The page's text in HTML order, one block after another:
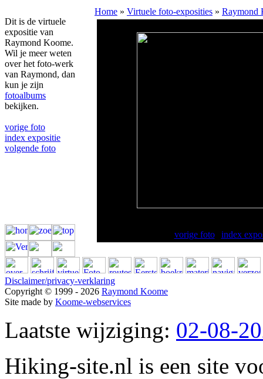
Dit is de virtuele
expositie van
Raymond Koome.
Wil je meer weten
over het foto-werk
van Raymond, dan
kun je zijn
fotoalbums
bekijken.
vorige foto
index expositie
volgende foto
Home » Virtuele foto-exposities » Raymond
vorige foto| index
Disclaimer/privacy-verklaring
Copyright © 1999 - 2026 Raymond Koome
Site made by Koome-webservices
Laatste wijziging: 02-08-
Hiking-site.nl is een site